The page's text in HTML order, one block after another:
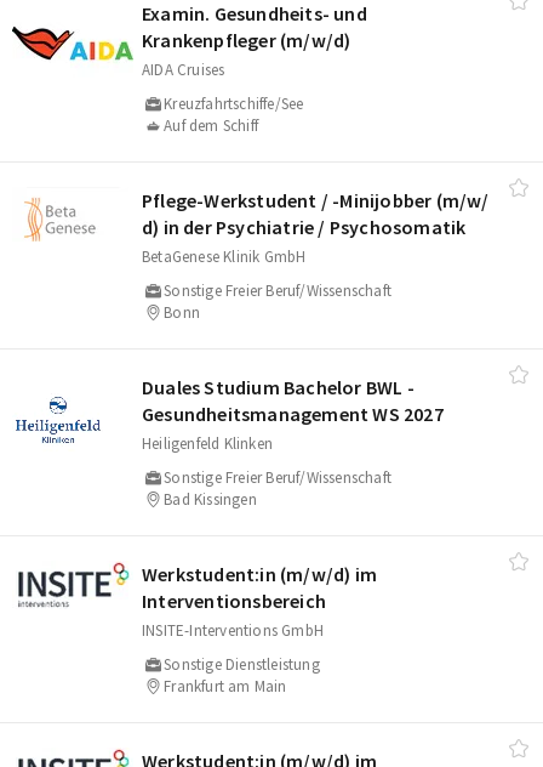
Examin. Gesundheits- und
Krankenpfleger (m/​w/​d)
AIDA Cruises
Kreuzfahrtschiffe/See
Auf dem Schiff
Pflege-Werkstudent /​ -Minijobber (m/​w/​
d) in der Psychiatrie /​ Psychosomatik
BetaGenese Klinik GmbH
Sonstige Freier Beruf/Wissenschaft
Bonn
Duales Studium Bachelor BWL -
Gesundheitsmanagement WS 2027
Heiligenfeld Klinken
Sonstige Freier Beruf/Wissenschaft
Bad Kissingen
Werkstudent:in (m/​w/​d) im
Interventionsbereich
INSITE-Interventions GmbH
Sonstige Dienstleistung
Frankfurt am Main
Werkstudent:in (m/​w/​d) im